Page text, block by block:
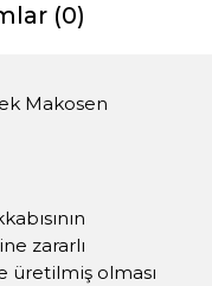
(0)
Makosen
zararlı
üretilmiş olması